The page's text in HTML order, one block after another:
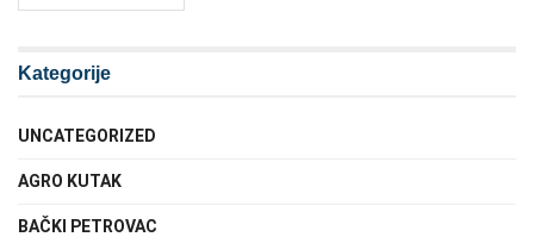
Kategorije
UNCATEGORIZED
AGRO KUTAK
BAČKI PETROVAC